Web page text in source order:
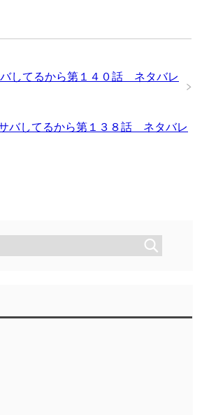
してるから第１４０話 ネタバレ
バしてるから第１３８話 ネタバレ